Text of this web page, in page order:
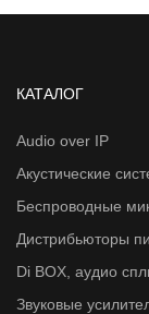
КАТАЛОГ
Audio over IP
Акустические
Беспроводные
Дистрибьюторы
Di BOX, аудио
Звуковые